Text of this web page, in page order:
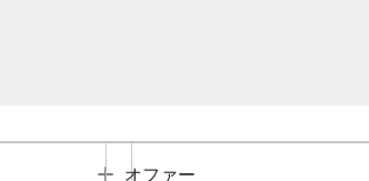
Toggle
オファー